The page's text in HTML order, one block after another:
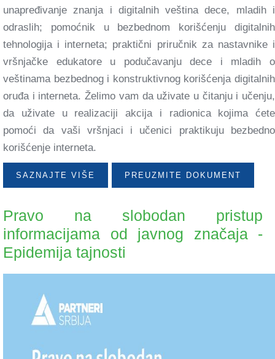
unapređivanje znanja i digitalnih veština dece, mladih i
odraslih; pomoćnik u bezbednom korišćenju digitalnih
tehnologija i interneta; praktični priručnik za nastavnike i
vršnjačke edukatore u podučavanju dece i mladih o
veštinama bezbednog i konstruktivnog korišćenja digitalnih
oruđa i interneta. Želimo vam da uživate u čitanju i učenju,
da uživate u realizaciji akcija i radionica kojima ćete
pomoći da vaši vršnjaci i učenici praktikuju bezbedno
korišćenje interneta.
SAZNAJTE VIŠE PREUZMITE DOKUMENT
Pravo na slobodan pristup
informacijama od javnog značaja -
Epidemija tajnosti